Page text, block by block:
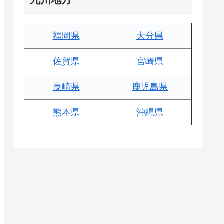
福岡県 大分県
佐賀県 宮崎県
長崎県 鹿児島県
熊本県 沖縄県